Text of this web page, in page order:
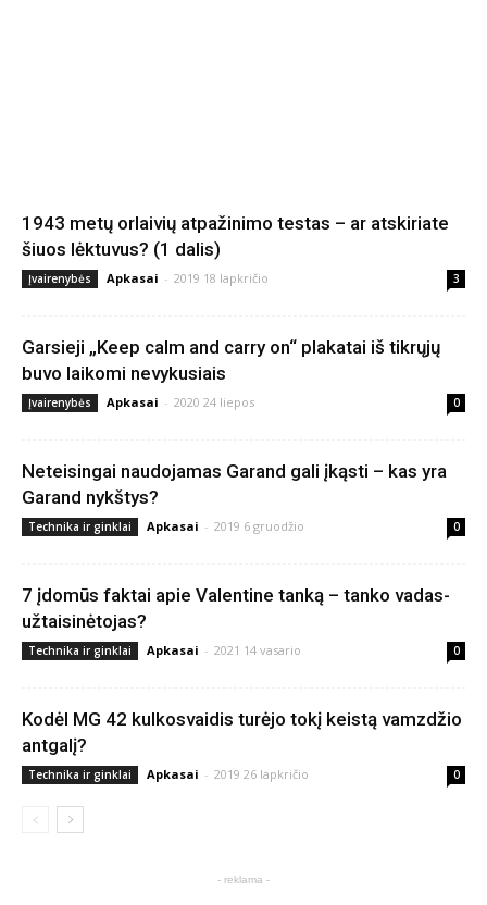
1943 metų orlaivių atpažinimo testas – ar atskiriate
šiuos lėktuvus? (1 dalis)
Įvairenybės Apkasai - 2019 18 lapkričio 3
Garsieji „Keep calm and carry on“ plakatai iš tikrųjų
buvo laikomi nevykusiais
Įvairenybės Apkasai - 2020 24 liepos 0
Neteisingai naudojamas Garand gali įkąsti – kas yra
Garand nykštys?
Technika ir ginklai Apkasai - 2019 6 gruodžio 0
7 įdomūs faktai apie Valentine tanką – tanko vadas-
užtaisinėtojas?
Technika ir ginklai Apkasai - 2021 14 vasario 0
Kodėl MG 42 kulkosvaidis turėjo tokį keistą vamzdžio
antgalį?
Technika ir ginklai Apkasai - 2019 26 lapkričio 0
- reklama -